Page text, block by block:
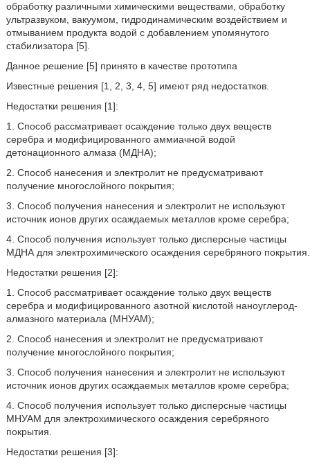
обработку различными химическими веществами, обработку
ультразвуком, вакуумом, гидродинамическим воздействием и
отмыванием продукта водой с добавлением упомянутого
стабилизатора [5].
Данное решение [5] принято в качестве прототипа
Известные решения [1, 2, 3, 4, 5] имеют ряд недостатков.
Недостатки решения [1]:
1. Способ рассматривает осаждение только двух веществ
серебра и модифицированного аммиачной водой
детонационного алмаза (МДНА);
2. Способ нанесения и электролит не предусматривают
получение многослойного покрытия;
3. Способ получения нанесения и электролит не используют
источник ионов других осаждаемых металлов кроме серебра;
4. Способ получения использует только дисперсные частицы
МДНА для электрохимического осаждения серебряного покрытия.
Недостатки решения [2]:
1. Способ рассматривает осаждение только двух веществ
серебра и модифицированного азотной кислотой наноуглерод-
алмазного материала (МНУАМ);
2. Способ нанесения и электролит не предусматривают
получение многослойного покрытия;
3. Способ получения нанесения и электролит не используют
источник ионов других осаждаемых металлов кроме серебра;
4. Способ получения использует только дисперсные частицы
МНУАМ для электрохимического осаждения серебряного
покрытия.
Недостатки решения [3]: